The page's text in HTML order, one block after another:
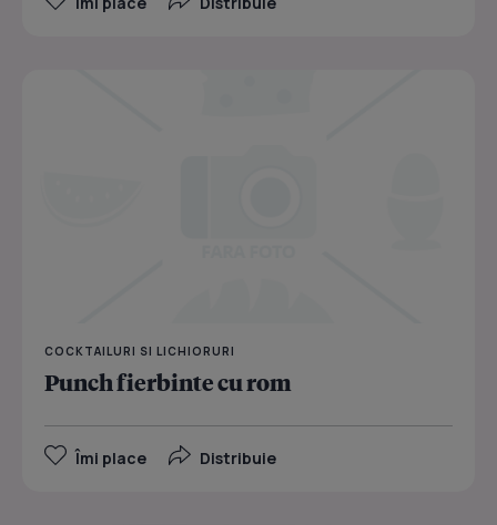
COCKTAILURI SI LICHIORURI
Punch fierbinte cu rom
Îmi place Distribuie